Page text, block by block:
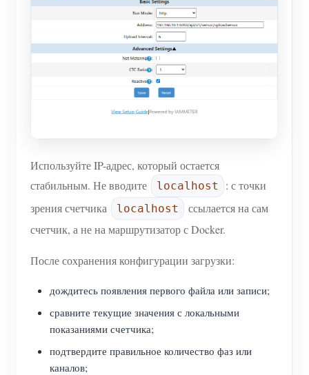
Используйте IP-адрес, который остается
стабильным. Не вводите
localhost
: с точки
зрения счетчика
localhost
ссылается на сам
счетчик, а не на маршрутизатор с Docker.
После сохранения конфигурации загрузки:
дождитесь появления первого файла или записи;
сравните текущие значения с локальными
показаниями счетчика;
подтвердите правильное количество фаз или
каналов;